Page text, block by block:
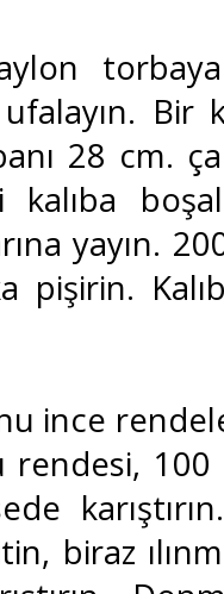
Bir
28 cm.
kalıba
yayın.
pişirin.
ince
rendesi,
biraz